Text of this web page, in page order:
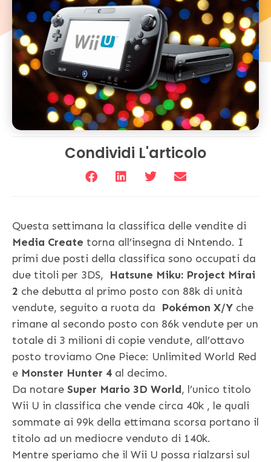
Condividi L'articolo
Questa settimana la classifica delle vendite di
Media Create torna all’insegna di Nntendo. I
primi due posti della classifica sono occupati da
due titoli per 3DS, Hatsune Miku: Project Mirai
2 che debutta al primo posto con 88k di unità
vendute, seguito a ruota da Pokémon X/Y che
rimane al secondo posto con 86k vendute per un
totale di 3 milioni di copie vendute, all’ottavo
posto troviamo One Piece: Unlimited World Red
e Monster Hunter 4 al decimo.
Da notare Super Mario 3D World, l’unico titolo
Wii U in classifica che vende circa 40k , le quali
sommate ai 99k della ettimana scorsa portano il
titolo ad un mediocre venduto di 140k.
Mentre speriamo che il Wii U possa rialzarsi sul